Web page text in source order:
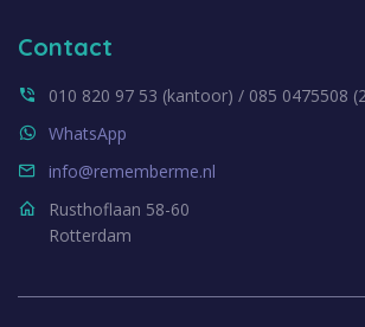
Contact
010 820 97 53 (kantoor) / 085 0475508
WhatsApp
info@rememberme.nl
Rusthoflaan 58-60
Rotterdam